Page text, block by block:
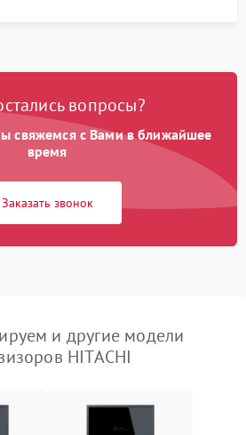
вопросы?
свяжемся с Вами в ближайшее
время
Заказать звонок
и другие модели
HITACHI